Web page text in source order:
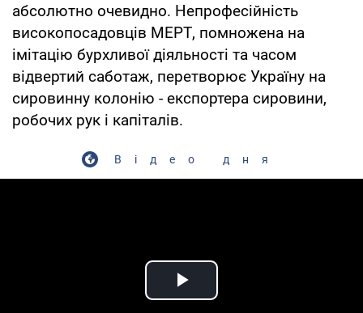
абсолютно очевидно. Непрофесійність
високопосадовців МЕРТ, помножена на
імітацію бурхливої діяльності та часом
відвертий саботаж, перетворює Україну на
сировинну колонію - експортера сировини,
робочих рук і капіталів.
Відео дня
Play Video